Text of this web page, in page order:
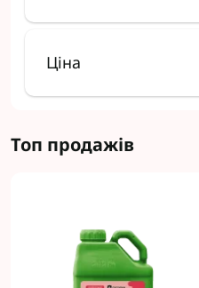
Ціна
Топ продажів